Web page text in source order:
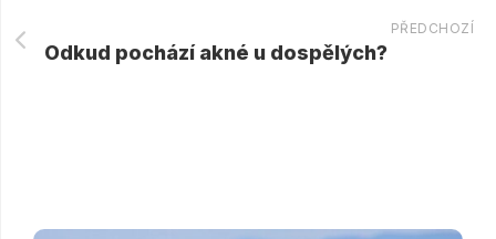
PŘEDCHOZÍ
Odkud pochází akné u dospělých?